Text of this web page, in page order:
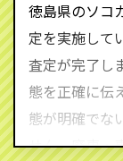
590-870）ま
査定・ご相談
心してお問い
徳島県のソコ
定を実施して
査定が完了し
態を正確に伝
態が明確でな
せん。廃車・